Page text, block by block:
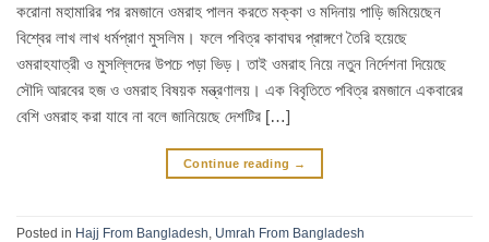
করোনা মহামারির পর রমজানে ওমরাহ পালন করতে মক্কা ও মদিনায় পাড়ি জমিয়েছেন
বিশ্বের লাখ লাখ ধর্মপ্রাণ মুসলিম। ফলে পবিত্র কাবাঘর প্রাঙ্গণে তৈরি হয়েছে
ওমরাহযাত্রী ও মুসল্লিদের উপচে পড়া ভিড়। তাই ওমরাহ নিয়ে নতুন নির্দেশনা দিয়েছে
সৌদি আরবের হজ ও ওমরাহ বিষয়ক মন্ত্রণালয়। এক বিবৃতিতে পবিত্র রমজানে একবারের
বেশি ওমরাহ করা যাবে না বলে জানিয়েছে দেশটির […]
Continue reading →
Posted in Hajj From Bangladesh Umrah From Bangladesh